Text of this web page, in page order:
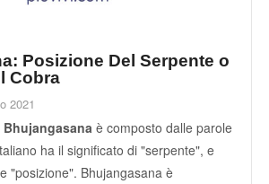
Posizione Del Serpente o
Cobra
2021
Bhujangasana è composto dalle parole
ha il significato di "serpente", e
"posizione". Bhujangasana è